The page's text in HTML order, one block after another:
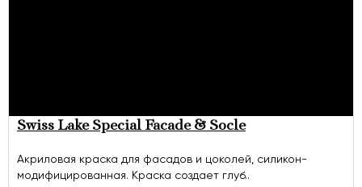
Swiss Lake Special Faсade & Socle
Акриловая краска для фасадов и цоколей, силикон-
модифицированная. Краска создает глуб..